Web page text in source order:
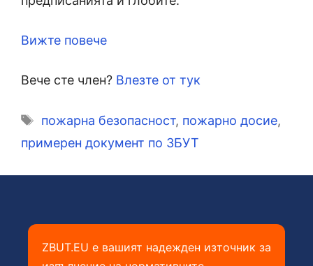
Вижте повече
Вече сте член? Влезте от тук
Етикети
пожарна безопасност, пожарно досие,
примерен документ по ЗБУТ
ZBUT.EU е вашият надежден източник за